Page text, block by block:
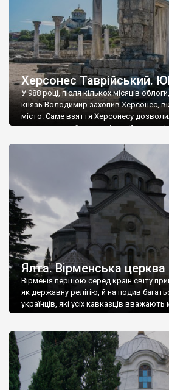
Херсонес Таврійський.
У 988 році, після кількох місяців
князь Володимир захопив Херсонес,
місто. Саме взяття Херсонесу
диктувати свої умови візантійському
Херсонесі Володимир-язичник, став
А потім було Хрещення Русі. На честь
Ялта. Вірменська церква
Вірменія першою серед країн світу
як державну релігію, й на подив
українців, які усіх кавказців
є відданими вірянами Христа